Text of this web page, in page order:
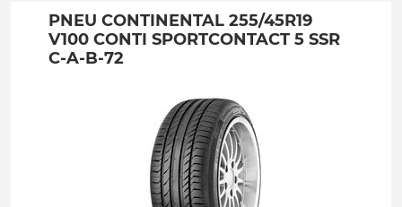
PNEU CONTINENTAL 255/45R19
V100 CONTI SPORTCONTACT 5 SSR
C-A-B-72